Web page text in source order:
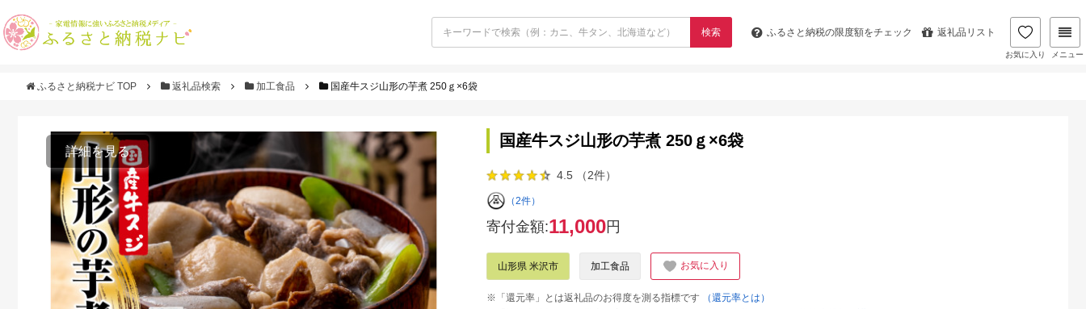
検索 ふるさと納税の限度額をチェック 返礼品リスト
お気に入り メニュー
ふるさと納税ナビ TOP 返礼品検索 加工食品 国産牛スジ山形の芋煮 250ｇ×6袋
詳細を見る
国産牛スジ山形の芋煮 250ｇ×6袋
4.5 （2件）
（2件）
寄付金額:11,000円
山形県 米沢市 加工食品 お気に入り
※「還元率」とは返礼品のお得度を測る指標です
（還元率とは）